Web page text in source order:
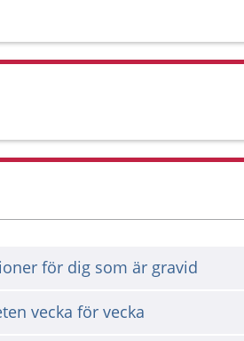
för dig som är gravid
vecka för vecka